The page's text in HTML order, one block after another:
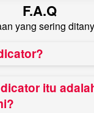
F.A.Q
yang sering
itu